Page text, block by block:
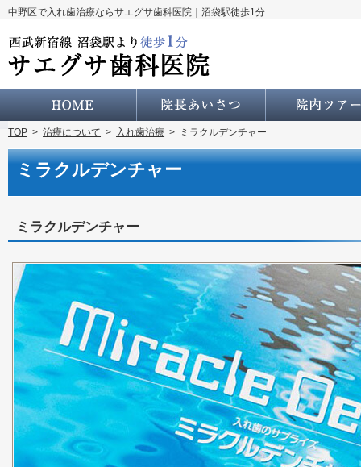
ミラクルデンチャー
中野区で入れ歯治療ならサエグサ歯科医院｜沼袋駅徒歩1分
ミラクルデンチャー
TOP > 治療について > 入れ歯治療 > ミラクルデンチャー